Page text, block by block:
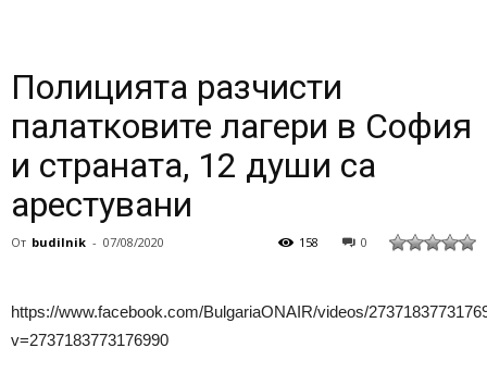
Полицията разчисти
палатковите лагери в София
и страната, 12 души са
арестувани
От budilnik - 07/08/2020 0
158
https://www.facebook.com/BulgariaONAIR/videos/
v=2737183773176990